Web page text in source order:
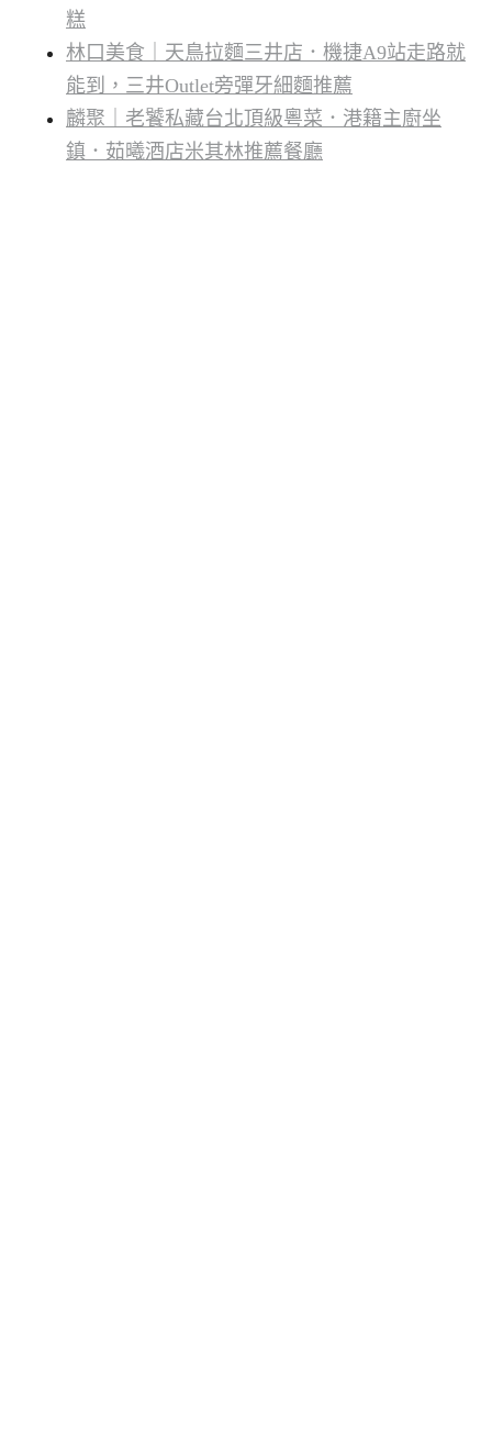
糕
林口美食｜天鳥拉麵三井店．機捷A9站走路就
能到，三井Outlet旁彈牙細麵推薦
麟聚｜老饕私藏台北頂級粵菜．港籍主廚坐
鎮．茹曦酒店米其林推薦餐廳